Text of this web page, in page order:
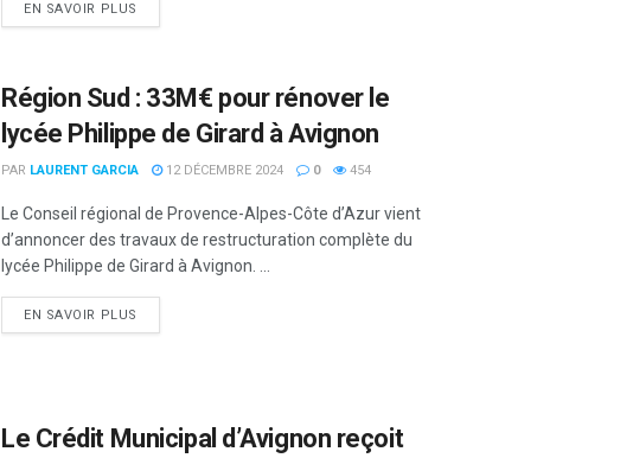
EN SAVOIR PLUS
Région Sud : 33M€ pour rénover le
lycée Philippe de Girard à Avignon
PAR LAURENT GARCIA 12 DÉCEMBRE 2024 0 454
Le Conseil régional de Provence-Alpes-Côte d’Azur vient
d’annoncer des travaux de restructuration complète du
lycée Philippe de Girard à Avignon. ...
EN SAVOIR PLUS
Le Crédit Municipal d’Avignon reçoit